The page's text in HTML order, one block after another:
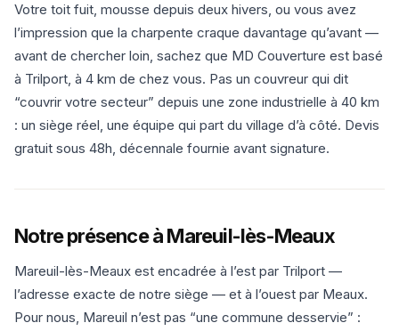
Votre toit fuit, mousse depuis deux hivers, ou vous avez
l’impression que la charpente craque davantage qu’avant —
avant de chercher loin, sachez que MD Couverture est basé
à Trilport, à 4 km de chez vous. Pas un couvreur qui dit
“couvrir votre secteur” depuis une zone industrielle à 40 km
: un siège réel, une équipe qui part du village d’à côté. Devis
gratuit sous 48h, décennale fournie avant signature.
Notre présence à Mareuil-lès-Meaux
Mareuil-lès-Meaux est encadrée à l’est par Trilport —
l’adresse exacte de notre siège — et à l’ouest par Meaux.
Pour nous, Mareuil n’est pas “une commune desservie” :